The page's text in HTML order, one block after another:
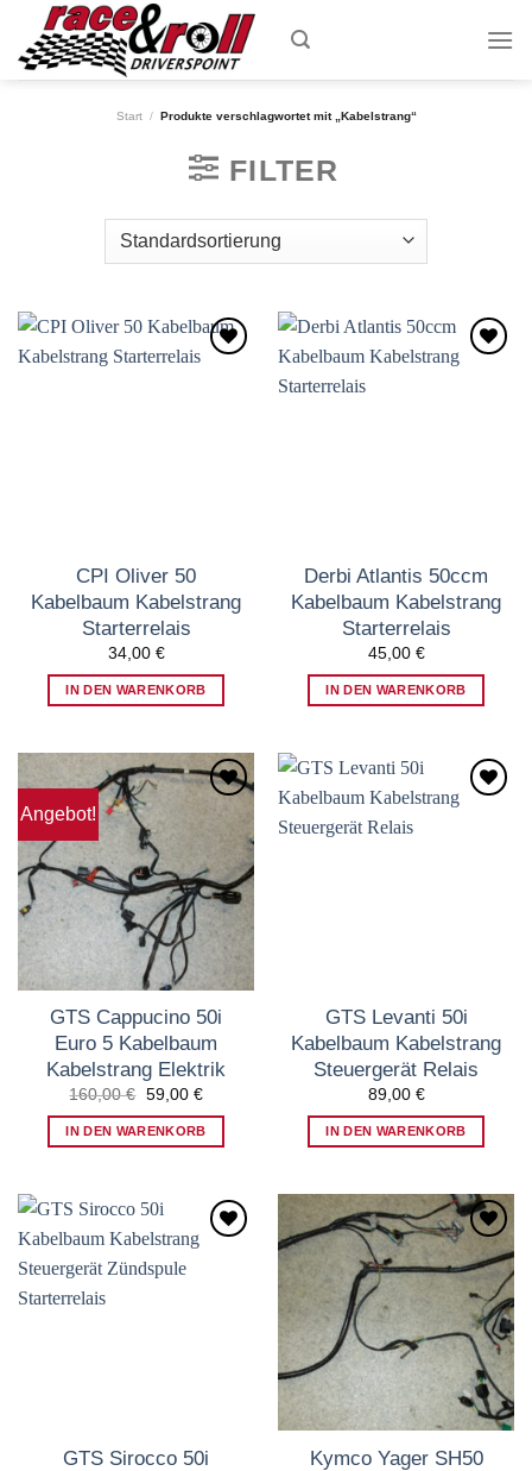
content
Start / Produkte verschlagwortet mit „Kabelstrang“
FILTER
CPI Oliver 50
Kabelbaum Kabelstrang
Starterrelais
34,00 €
IN DEN WARENKORB
Derbi Atlantis 50ccm
Kabelbaum Kabelstrang
Starterrelais
45,00 €
IN DEN WARENKORB
Angebot!
Wunschzettel
hinzufügen
GTS Cappucino 50i
Euro 5 Kabelbaum
Kabelstrang Elektrik
160,00€ Ursprünglicher
war:
160,00 €
59,00 €Aktueller
ist:
59,00 €.
IN DEN WARENKORB
GTS Levanti 50i
Kabelbaum Kabelstrang
Steuergerät Relais
89,00 €
IN DEN WARENKORB
GTS Sirocco 50i
Wunschzettel
hinzufügen
Kymco Yager SH50